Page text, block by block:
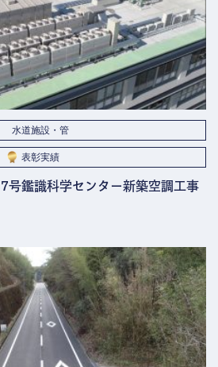
水道施設・管
表彰実績
鑑識科学センター新築空調工事